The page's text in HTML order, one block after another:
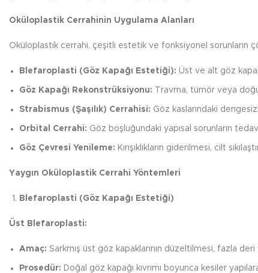
Oküloplastik Cerrahinin Uygulama Alanları
Oküloplastik cerrahi, çeşitli estetik ve fonksiyonel sorunların
Blefaroplasti (Göz Kapağı Estetiği): Üst ve alt göz
Göz Kapağı Rekonstrüksiyonu: Travma, tümör veya
Strabismus (Şaşılık) Cerrahisi: Göz kaslarındaki
Orbital Cerrahi: Göz boşluğundaki yapısal sorunların
Göz Çevresi Yenileme: Kırışıklıkların giderilmesi, cilt
Yaygın Oküloplastik Cerrahi Yöntemleri
Blefaroplasti (Göz Kapağı Estetiği)
Üst Blefaroplasti:
Amaç: Sarkmış üst göz kapaklarının düzeltilmesi, fazla deri
Prosedür: Doğal göz kapağı kıvrımı boyunca kesiler